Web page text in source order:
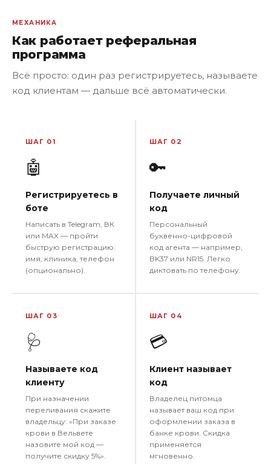
МЕХАНИКА
Как работает реферальная
программа
Всё просто: один раз регистрируетесь, называете
код клиентам — дальше всё автоматически.
ШАГ 01
🤖
Регистрируетесь в
боте
Написать в Telegram, ВК
или MAX — пройти
быструю регистрацию:
имя, клиника, телефон
(опционально).
ШАГ 02
🔑
Получаете личный
код
Персональный
буквенно-цифровой
код агента — например,
BK37 или NR15. Легко
диктовать по телефону.
ШАГ 03
🩺
Называете код
клиенту
При назначении
переливания скажите
владельцу: «При заказе
крови в Вельвете
назовите мой код —
получите скидку 5%».
ШАГ 04
💳
Клиент называет
код
Владелец питомца
называет ваш код при
оформлении заказа в
банке крови. Скидка
применяется
мгновенно.